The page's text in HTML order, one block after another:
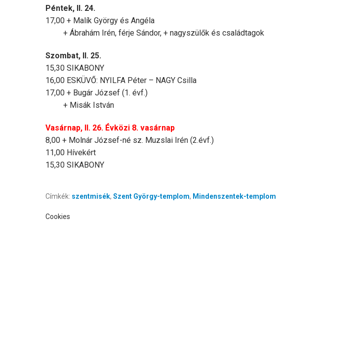
Péntek, II. 24.
17,00 + Malík György és Angéla
+ Ábrahám Irén, férje Sándor, + nagyszülők és családtagok
Szombat, II. 25.
15,30 SIKABONY
16,00 ESKÜVŐ: NYILFA Péter – NAGY Csilla
17,00 + Bugár József (1. évf.)
+ Misák István
Vasárnap, II. 26. Évközi 8. vasárnap
8,00 + Molnár József-né sz. Muzslai Irén (2.évf.)
11,00 Hívekért
15,30 SIKABONY
Címkék: szentmisék, Szent György-templom, Mindenszentek-templom
Cookies